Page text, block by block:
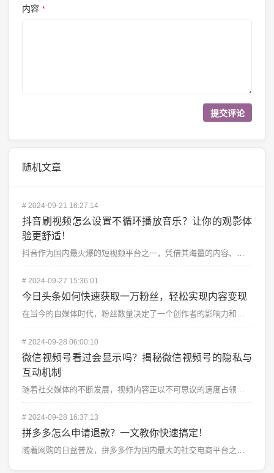
内容 *
随机文章
# 2024-09-21 16:27:14
抖音刷视频怎么设置不循环播放音乐？让你的观影体
验更舒适！
# 2024-09-27 15:36:01
今日头条如何快速获取一万粉丝，轻松实现内容变现
在当今的自媒体时代，粉丝数量决定了一个创作者的影响力和变现能力。尤其是对于使用今日头条这类平台的自媒...
# 2024-09-28 06:00:10
微信视频号看过会显示吗？揭秘微信视频号的隐私与
互动机制
随着社交媒体的不断发展，视频内容正以不可思议的速度占领着人们的日常生活，微信视频号作为微信生态的一部...
# 2024-09-28 16:37:13
拼多多怎么申请退款？一文教你快速搞定！
随着网购的日益普及，拼多多作为国内最大的社交电商平台之一，吸引了越来越多的用户。不过，网购中偶尔会遇...